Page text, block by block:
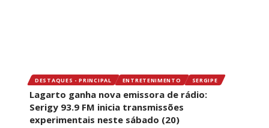
DESTAQUES - PRINCIPAL ENTRETENIMENTO SERGIPE
Lagarto ganha nova emissora de rádio:
Serigy 93.9 FM inicia transmissões
experimentais neste sábado (20)